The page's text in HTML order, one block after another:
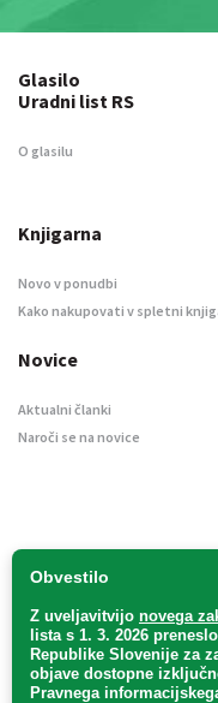
Obvestilo
Z uveljavitvijo novega
lista s 1. 3. 2026 preneslo
Republike Slovenije za
objave dostopne
Pravnega
Glasilo
Uradni list RS
O glasilu
Knjigarna
Novo v ponudbi
Kako nakupovati v spletni
Novice
Aktualni članki
Naroči se na novice